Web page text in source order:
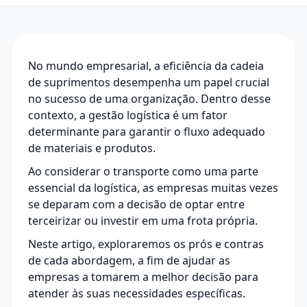
No mundo empresarial, a eficiência da cadeia
de suprimentos desempenha um papel crucial
no sucesso de uma organização. Dentro desse
contexto, a gestão logística é um fator
determinante para garantir o fluxo adequado
de materiais e produtos.
Ao considerar o transporte como uma parte
essencial da logística, as empresas muitas vezes
se deparam com a decisão de optar entre
terceirizar ou investir em uma frota própria.
Neste artigo, exploraremos os prós e contras
de cada abordagem, a fim de ajudar as
empresas a tomarem a melhor decisão para
atender às suas necessidades específicas.